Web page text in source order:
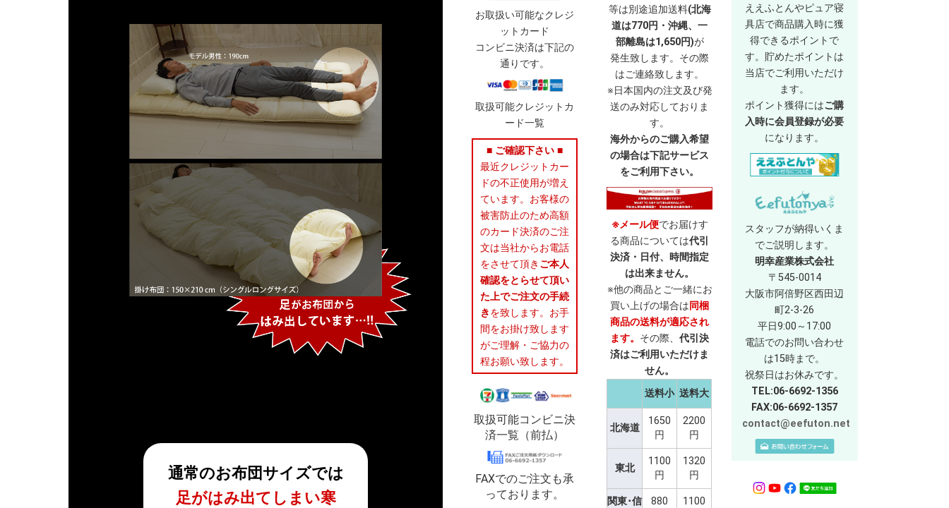
通常のお布団サイズでは
足がはみ出てしまい寒
お取扱い可能なクレジ
ットカード
コンビニ決済は下記の
通りです。
取扱可能クレジットカ
ード一覧
■ ご確認下さい ■
最近クレジットカー
ドの不正使用が増え
ています。お客様の
被害防止のため高額
のカード決済のご注
文は当社からお電話
をさせて頂き ご本人
確認をとらせて頂い
た上でご注文の手続
きを致します。お手
間をお掛け致します
がご理解・ご協力の
程お願い致します。
取扱可能コンビニ決
済一覧（前払）
FAXでのご注文も承
っております。
等は別途追加送料(北海
道は770円・沖縄、一
部離島は1,650円)が
発生致します。その際
はご連絡致します。
※日本国内の注文及び発
送のみ対応しておりま
す。
海外からのご購入希望
の場合は下記サービス
をご利用下さい。
※メール便でお届けす
る商品については代引
決済・日付、時間指定
は出来ません。
※他の商品とご一緒にお
買い上げの場合は同梱
商品の送料が適応され
ます。 その際、代引決
済はご利用いただけま
せん。
送料小 送料大
北海道
1650
円
2200
円
東北
1100
円
1320
円
関東･信
880
1100
ええふとんやピュア寝
具店で商品購入時に獲
得できるポイントで
す。貯めたポイントは
当店でご利用いただけ
ます。
ポイント獲得にはご購
入時に会員登録が必要
になります。
スタッフが納得いくま
でご説明します。
明幸産業株式会社
〒545-0014
大阪市阿倍野区西田辺
町2-3-26
平日9:00～17:00
電話でのお問い合わせ
は15時まで。
祝祭日はお休みです。
TEL:06-6692-1356
FAX:06-6692-1357
contact@eefuton.net